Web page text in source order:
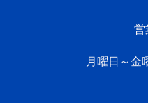
営
月曜日～金